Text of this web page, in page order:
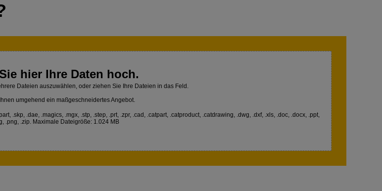
hier Ihre Daten hoch.
Dateien auszuwählen, oder ziehen Sie Ihre Dateien in das Feld.
umgehend ein maßgeschneidertes Angebot.
.skp, .dae, .magics, .mgx, .stp, .step, .prt, .zpr, .cad, .catpart, .catproduct, .catdrawing, .dwg, .dxf, .xls, .doc, .docx, .ppt,
.png, .zip. Maximale Dateigröße: 1.024 MB